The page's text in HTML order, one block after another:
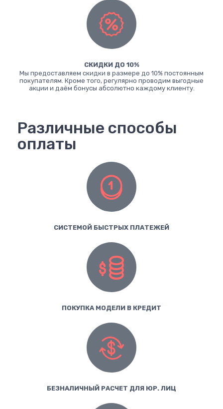
СКИДКИ ДО 10%
Мы предоставляем скидки в размере до 10% постоянным
покупателям. Кроме того, регулярно проводим выгодные
акции и даём бонусы абсолютно каждому клиенту.
Различные способы
оплаты
СИСТЕМОЙ БЫСТРЫХ ПЛАТЕЖЕЙ
ПОКУПКА МОДЕЛИ В КРЕДИТ
БЕЗНАЛИЧНЫЙ РАСЧЕТ ДЛЯ ЮР. ЛИЦ